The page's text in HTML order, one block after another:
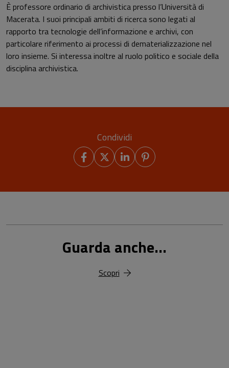
È professore ordinario di archivistica presso l’Università di
Macerata. I suoi principali ambiti di ricerca sono legati al
rapporto tra tecnologie dell’informazione e archivi, con
particolare riferimento ai processi di dematerializzazione nel
loro insieme. Si interessa inoltre al ruolo politico e sociale della
disciplina archivistica.
Condividi
Guarda anche...
Scopri